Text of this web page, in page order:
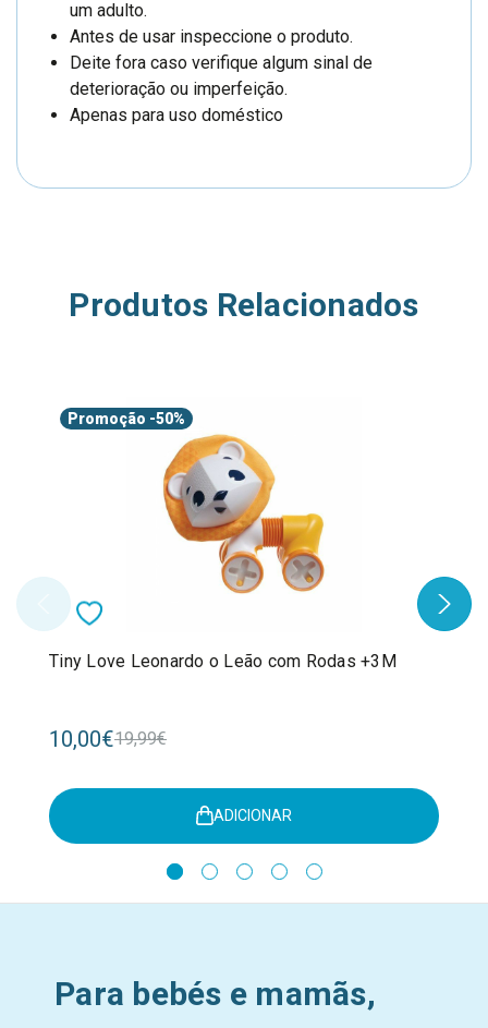
um adulto.
Antes de usar inspeccione o produto.
Deite fora caso verifique algum sinal de
deterioração ou imperfeição.
Apenas para uso doméstico
Produtos Relacionados
Promoção -50%
Tiny Love Leonardo o Leão com Rodas +3M
10,00€19,99€
ADICIONAR
Para bebés e mamãs,